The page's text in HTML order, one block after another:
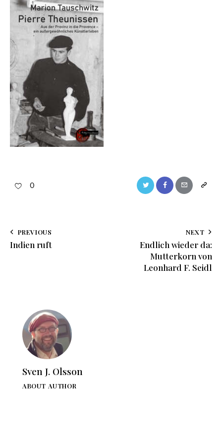
0
PREVIOUS
Indien ruft
NEXT
Endlich wieder da:
Mutterkorn von
Leonhard F. Seidl
Sven J. Olsson
ABOUT AUTHOR